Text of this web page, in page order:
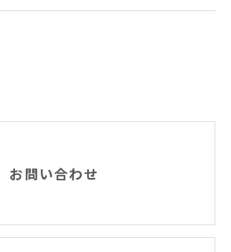
お問い合わせ